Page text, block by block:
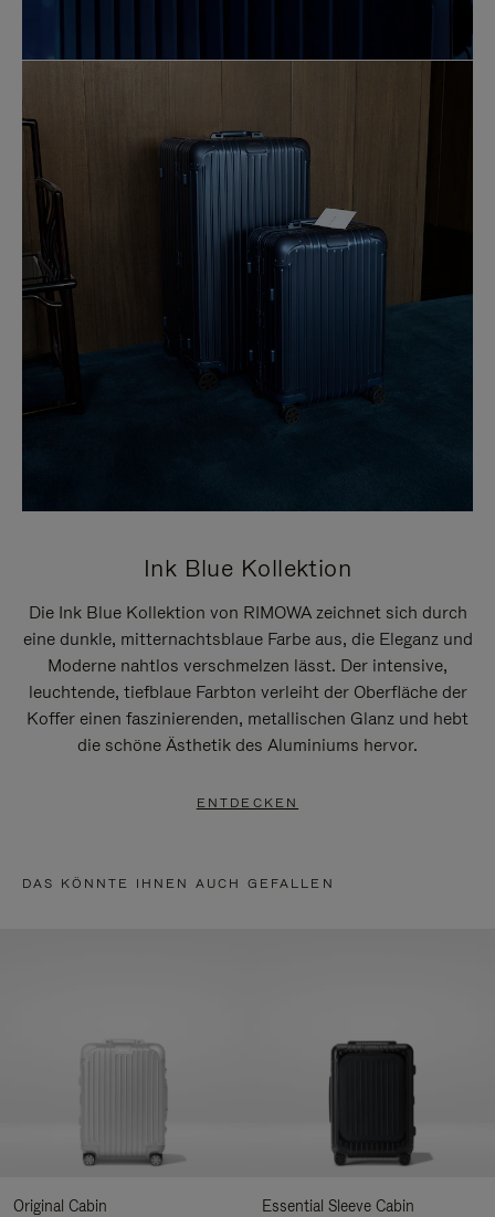
Ink Blue Kollektion
Die Ink Blue Kollektion von RIMOWA zeichnet sich durch
eine dunkle, mitternachtsblaue Farbe aus, die Eleganz und
Moderne nahtlos verschmelzen lässt. Der intensive,
leuchtende, tiefblaue Farbton verleiht der Oberfläche der
Koffer einen faszinierenden, metallischen Glanz und hebt
die schöne Ästhetik des Aluminiums hervor.
ENTDECKEN
DAS KÖNNTE IHNEN AUCH GEFALLEN
Original Cabin
Essential Sleeve Cabin